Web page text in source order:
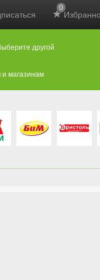
0
другой
и магазинам